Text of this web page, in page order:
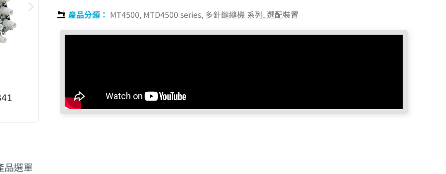
產品分類： MT4500, MTD4500 series, 多針鏈縫機 系列,選配裝置
品選單